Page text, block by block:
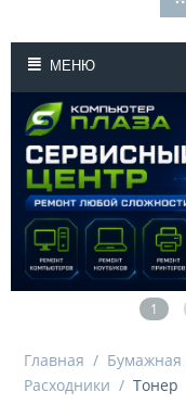
МЕНЮ
1
Главная / Бумажная
Расходники / Тонер